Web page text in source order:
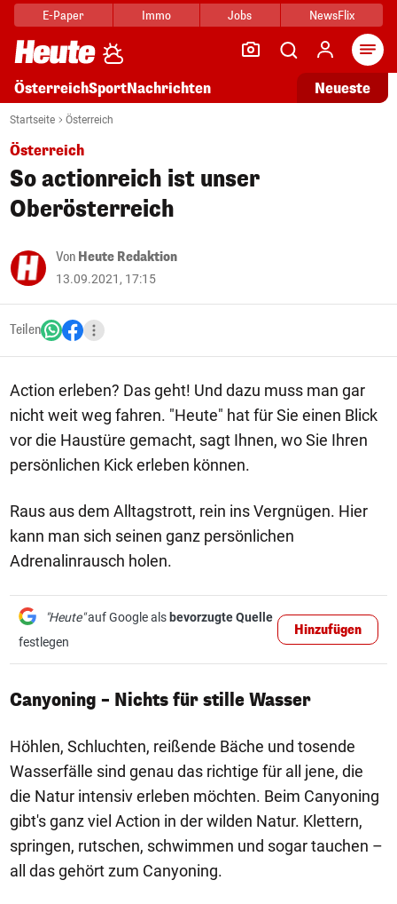
E-Paper Immo Jobs NewsFlix
ÖsterreichSportNachrichten Neueste
Startseite Österreich
Österreich
So actionreich ist unser
Oberösterreich
Von Heute Redaktion
13.09.2021, 17:15
Teilen
Action erleben? Das geht! Und dazu muss man gar
nicht weit weg fahren. "Heute" hat für Sie einen Blick
vor die Haustüre gemacht, sagt Ihnen, wo Sie Ihren
persönlichen Kick erleben können.
Raus aus dem Alltagstrott, rein ins Vergnügen. Hier
kann man sich seinen ganz persönlichen
Adrenalinrausch holen.
"Heute"auf Google als bevorzugte Quelle
festlegen
Hinzufügen
Canyoning – Nichts für stille Wasser
Höhlen, Schluchten, reißende Bäche und tosende
Wasserfälle sind genau das richtige für all jene, die
die Natur intensiv erleben möchten. Beim Canyoning
gibt's ganz viel Action in der wilden Natur. Klettern,
springen, rutschen, schwimmen und sogar tauchen –
all das gehört zum Canyoning.